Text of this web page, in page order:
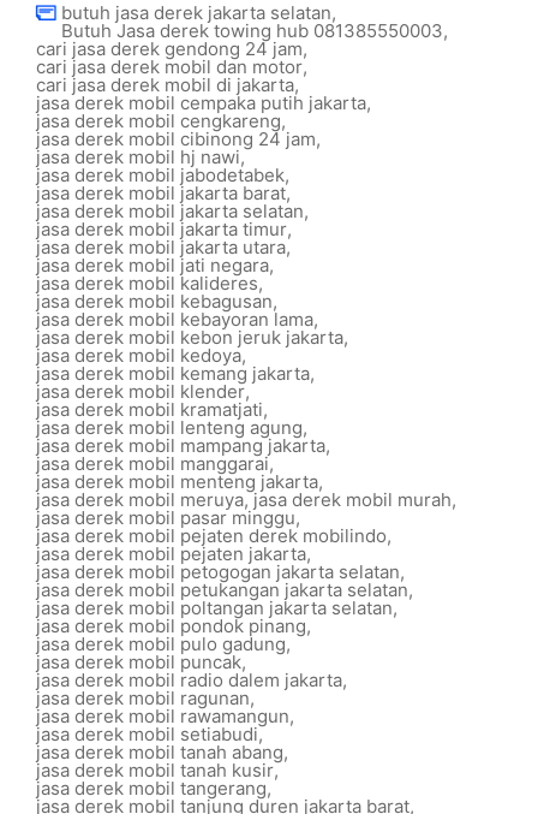
butuh jasa derek jakarta selatan,
Butuh Jasa derek towing hub 081385550003,
cari jasa derek gendong 24 jam,
cari jasa derek mobil dan motor,
cari jasa derek mobil di jakarta,
jasa derek mobil cempaka putih jakarta,
jasa derek mobil cengkareng,
jasa derek mobil cibinong 24 jam,
jasa derek mobil hj nawi,
jasa derek mobil jabodetabek,
jasa derek mobil jakarta barat,
jasa derek mobil jakarta selatan,
jasa derek mobil jakarta timur,
jasa derek mobil jakarta utara,
jasa derek mobil jati negara,
jasa derek mobil kalideres,
jasa derek mobil kebagusan,
jasa derek mobil kebayoran lama,
jasa derek mobil kebon jeruk jakarta,
jasa derek mobil kedoya,
jasa derek mobil kemang jakarta,
jasa derek mobil klender,
jasa derek mobil kramatjati,
jasa derek mobil lenteng agung,
jasa derek mobil mampang jakarta,
jasa derek mobil manggarai,
jasa derek mobil menteng jakarta,
jasa derek mobil meruya,jasa derek mobil murah,
jasa derek mobil pasar minggu,
jasa derek mobil pejaten derek mobilindo,
jasa derek mobil pejaten jakarta,
jasa derek mobil petogogan jakarta selatan,
jasa derek mobil petukangan jakarta selatan,
jasa derek mobil poltangan jakarta selatan,
jasa derek mobil pondok pinang,
jasa derek mobil pulo gadung,
jasa derek mobil puncak,
jasa derek mobil radio dalem jakarta,
jasa derek mobil ragunan,
jasa derek mobil rawamangun,
jasa derek mobil setiabudi,
jasa derek mobil tanah abang,
jasa derek mobil tanah kusir,
jasa derek mobil tangerang,
jasa derek mobil tanjung duren jakarta barat,